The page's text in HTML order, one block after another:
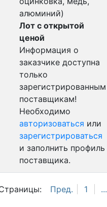
Пред. 1 ...
алюминий)
Лот с открытой
ценой
Информация о
заказчике доступна
только
зарегистрированным
поставщикам!
Необходимо
авторизоваться или
зарегистрироваться
и заполнить профиль
поставщика.